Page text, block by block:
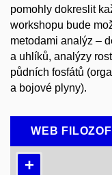
pomohly dokreslit
workshopu bude
metodami analýz –
a uhlíků, analýzy
půdních fosfátů
a bojové plyny).
WEB
+